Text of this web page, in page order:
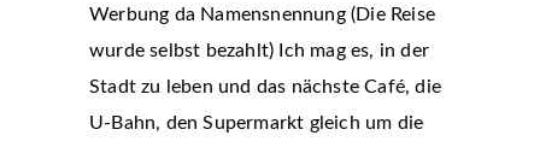
Werbung da Namensnennung (Die Reise
wurde selbst bezahlt) Ich mag es, in der
Stadt zu leben und das nächste Café, die
U-Bahn, den Supermarkt gleich um die